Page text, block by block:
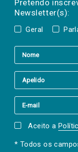
Pretendo
Newsletter(s):
Geral
Aceito a
* Todos os